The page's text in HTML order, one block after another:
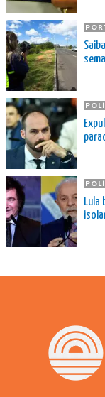
Lula